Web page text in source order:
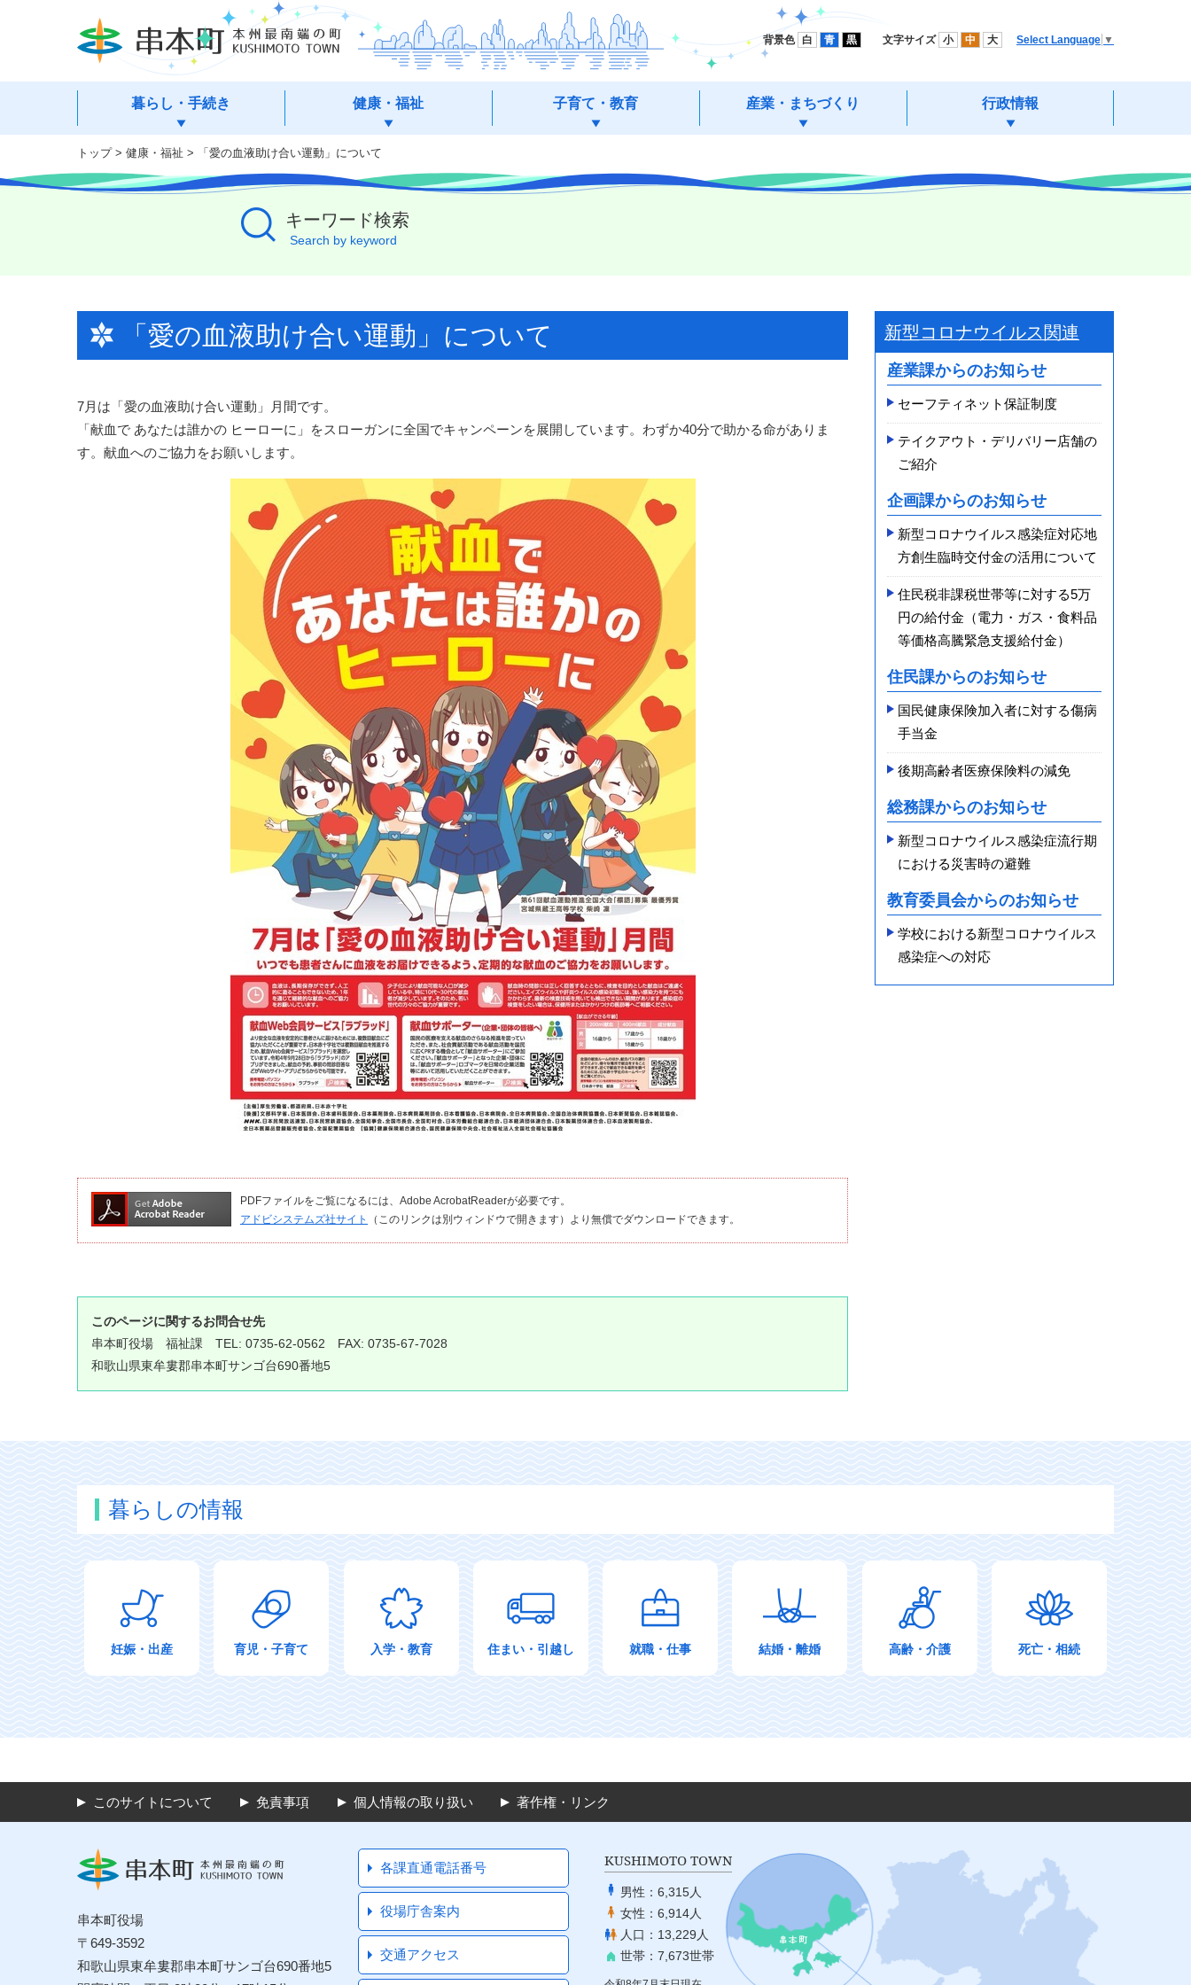
移
暮らし・手続き 健康・福祉 子育て・教育 産業・まちづくり 行政情報
背景色 白 青 黒 文字サイズ 小 中 大 Select Language ▼
トップ> 健康・福祉 > 「愛の血液助け合い運動」について
キーワード検索
Search by keyword
「愛の血液助け合い運動」について
7月は「愛の血液助け合い運動」月間です。
「献血で あなたは誰かの ヒーローに」をスローガンに全国でキャンペーンを展開しています。わずか40分で助かる命がありま
す。献血へのご協力をお願いします。
PDFファイルをご覧になるには、Adobe AcrobatReaderが必要です。
アドビシステムズ社サイト
（このリンクは別ウィンドウで開きます）より無償でダウンロードできます。
このページに関するお問合せ先
串本町役場 福祉課
TEL: 0735-62-0562 FAX: 0735-67-7028
和歌山県東牟婁郡串本町サンゴ台690番地5
新型コロナウイルス関連
産業課からのお知らせ
セーフティネット保証制度
テイクアウト・デリバリー店舗の
ご紹介
企画課からのお知らせ
新型コロナウイルス感染症対応地
方創生臨時交付金の活用について
住民税非課税世帯等に対する5万
円の給付金（電力・ガス・食料品
等価格高騰緊急支援給付金）
住民課からのお知らせ
国民健康保険加入者に対する傷病
手当金
後期高齢者医療保険料の減免
総務課からのお知らせ
新型コロナウイルス感染症流行期
における災害時の避難
教育委員会からのお知らせ
学校における新型コロナウイルス
感染症への対応
暮らしの情報
妊娠・出産 育児・子育て 入学・教育 住まい・引越し 就職・仕事 結婚・離婚 高齢・介護 死亡・相続
このサイトについて 免責事項 個人情報の取り扱い 著作権・リンク
串本町役場
〒649-3592
和歌山県東牟婁郡串本町サンゴ台690番地5
各課直通電話番号
役場庁舎案内
交通アクセス
KUSHIMOTO TOWN
男性： 6,315人
女性： 6,914人
人口： 13,229人
世帯： 7,673世帯